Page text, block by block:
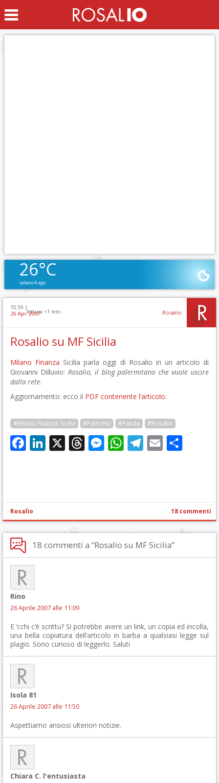
26°C
sabato 8 ago
10:59 |
lettura <1 min.
26 Apr 2007 Rosalio
Rosalio su MF Sicilia
Milano Finanza Sicilia parla oggi di Rosalio in un articolo di
Giovanni Dilluvio: Rosalio, il blog palermitano che vuole uscire
dalla rete.
Aggiornamento: ecco il PDF contenente l’articolo.
#Milano Finanza Sicilia #Palermo #Panda #Rosalio
Facebook
LinkedIn
X Threads
Messenger
WhatsApp
Telegram
Email
Rosalio 18 commenti
18 commenti a “Rosalio su MF Sicilia”
Rino
26 Aprile 2007 alle 11:09
E ‘cchi c’è scrittu? Si potrebbe avere un link, un copia ed incolla,
una bella copiatura dell’articolo in barba a qualsiasi legge sul
plagio. Sono curioso di leggerlo. Saluti
Isola 81
26 Aprile 2007 alle 11:50
Aspettiamo ansiosi ulteriori notizie.
Chiara C. l'entusiasta